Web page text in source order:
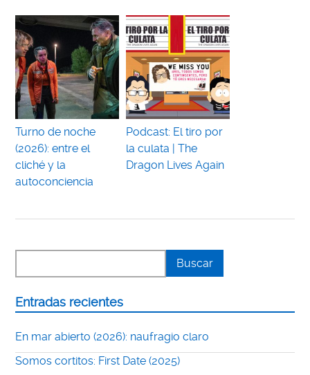
Turno de noche
(2026): entre el
cliché y la
autoconciencia
Podcast: El tiro por
la culata | The
Dragon Lives Again
Entradas recientes
En mar abierto (2026): naufragio claro
Somos cortitos: First Date (2025)